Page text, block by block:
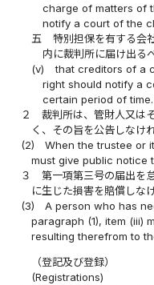
charge of matters of
notify a court of the
五
特別担保を有する会
内に裁判所に届け出る
(v)
that creditors of a
right should notify a
certain period of time.
２
裁判所は、管財人又は
く、その旨を公告しなけ
(2)
When the trustee or
must give public notice
３
第一項第三号の届出を
に生じた損害を賠償しな
(3)
A person who has
paragraph (1), item (iii)
resulting therefrom to
（登記及び登録）
(Registrations)